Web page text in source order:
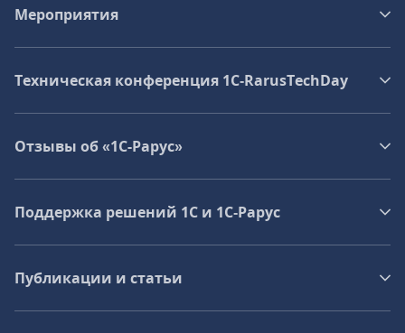
Мероприятия
Техническая конференция 1C‑RarusTechDay
Отзывы об «1С-Рарус»
Поддержка решений 1С и 1С‑Рарус
Публикации и статьи